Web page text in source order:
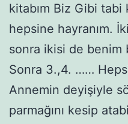
kitabım Biz Gibi tabi
hepsine hayranım.
sonra ikisi de benim
Sonra 3.,4. ……
Annemin deyişiyle
parmağını kesip